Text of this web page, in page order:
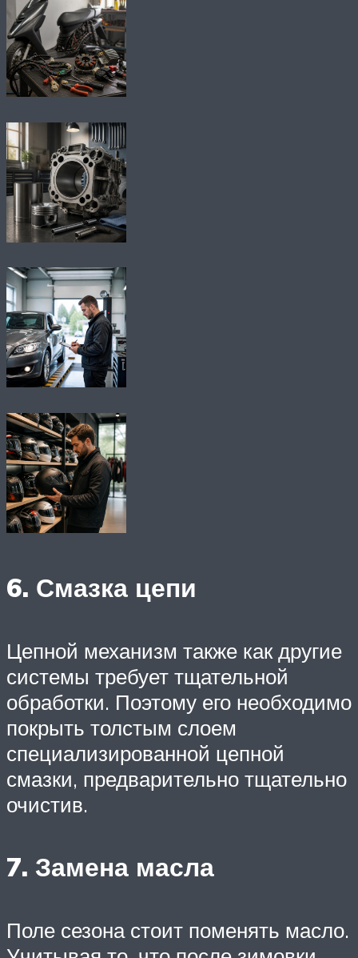
6. Смазка цепи
Цепной механизм также как другие
системы требует тщательной
обработки. Поэтому его необходимо
покрыть толстым слоем
специализированной цепной
смазки, предварительно тщательно
очистив.
7. Замена масла
Поле сезона стоит поменять масло.